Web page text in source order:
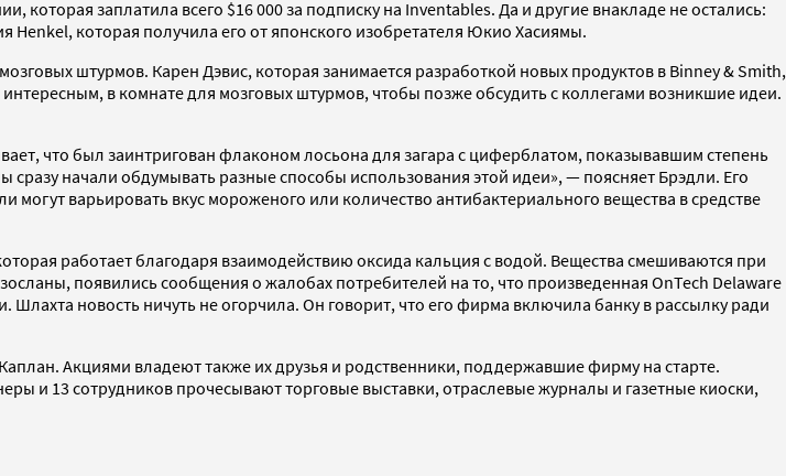
заплатила всего $16 000 за подписку на Inventables. Да и другие внакладе не остались:
которая получила его от японского изобретателя Юкио Хасиямы.
штурмов. Карен Дэвис, которая занимается разработкой новых продуктов в Binney & Smith,
в комнате для мозговых штурмов, чтобы позже обсудить с коллегами возникшие идеи.
что был заинтригован флаконом лосьона для загара с циферблатом, показывавшим степень
начали обдумывать разные способы использования этой идеи», — поясняет Брэдли. Его
варьировать вкус мороженого или количество антибактериального вещества в средстве
работает благодаря взаимодействию оксида кальция с водой. Вещества смешиваются при
появились сообщения о жалобах потребителей на то, что произведенная OnTech Delaware
новость ничуть не огорчила. Он говорит, что его фирма включила банку в рассылку ради
Акциями владеют также их друзья и родственники, поддержавшие фирму на старте.
и 13 сотрудников прочесывают торговые выставки, отраслевые журналы и газетные киоски,